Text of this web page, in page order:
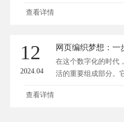
能...
查看详情
12
2024.04
在这个数字化的时代
活的重要组成部分。
查看详情